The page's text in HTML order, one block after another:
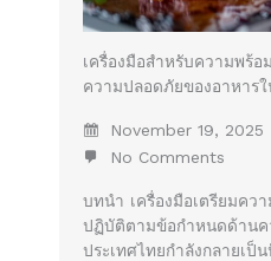
เครื่องมือสำหรับความพร้
ความปลอดภัยของอาหารใ
November 19, 2025
No Comments
บทนำ เครื่องมือเตรียมคว
ปฏิบัติตามข้อกำหนดด้านค
ประเทศไทยกำลังกลายเ